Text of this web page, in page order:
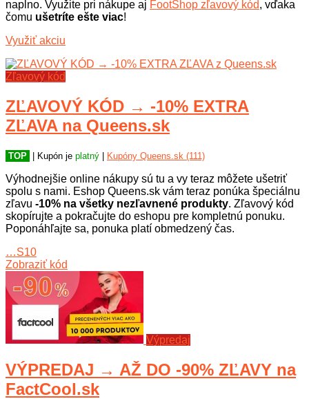
naplno. Využite pri nákupe aj FootShop zľavový kód, vďaka
čomu ušetríte ešte viac!
Využiť akciu
Zľavový kód
ZĽAVOVÝ KÓD → -10% EXTRA
ZĽAVA na Queens.sk
TOP | Kupón je platný Kupóny Queens.sk (111)
Výhodnejšie online nákupy sú tu a vy teraz môžete ušetriť
spolu s nami. Eshop Queens.sk vám teraz ponúka špeciálnu
zľavu -10% na všetky nezľavnené produkty. Zľavový kód
skopírujte a pokračujte do eshopu pre kompletnú ponuku.
Poponáhľajte sa, ponuka platí obmedzený čas.
…S10
Zobraziť kód
Výpredaj
VÝPREDAJ → AŽ DO -90% ZĽAVY na
FactCool.sk